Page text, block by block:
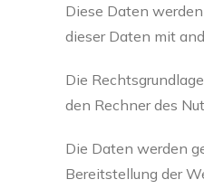
Diese Daten
dieser Daten mit
Die
den Rechner des
Die Daten werden
Bereitstellung der